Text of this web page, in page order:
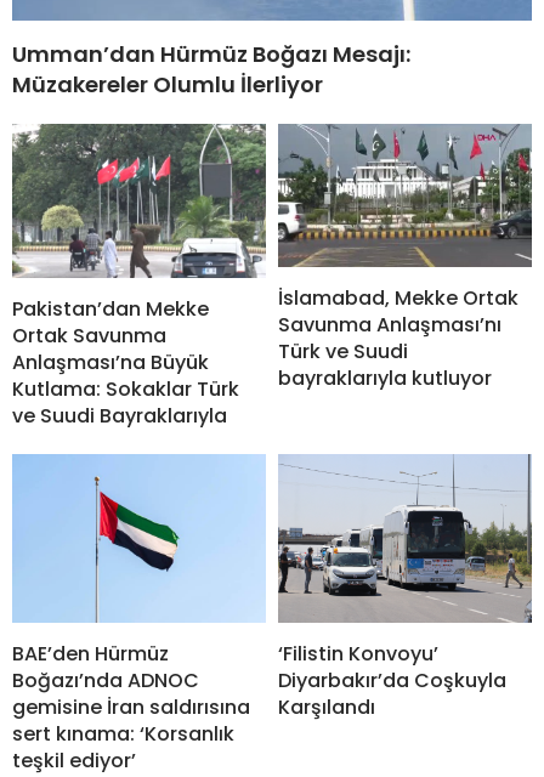
Umman’dan Hürmüz Boğazı Mesajı:
Müzakereler Olumlu İlerliyor
Pakistan’dan Mekke
Ortak Savunma
Anlaşması’na Büyük
Kutlama: Sokaklar Türk
ve Suudi Bayraklarıyla
İslamabad, Mekke Ortak
Savunma Anlaşması’nı
Türk ve Suudi
bayraklarıyla kutluyor
BAE’den Hürmüz
Boğazı’nda ADNOC
gemisine İran saldırısına
sert kınama: ‘Korsanlık
teşkil ediyor’
‘Filistin Konvoyu’
Diyarbakır’da Coşkuyla
Karşılandı